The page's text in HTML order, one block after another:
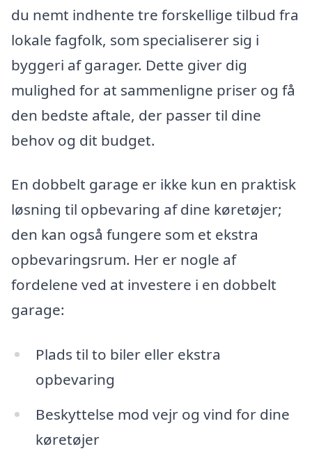
du nemt indhente tre forskellige tilbud fra
lokale fagfolk, som specialiserer sig i
byggeri af garager. Dette giver dig
mulighed for at sammenligne priser og få
den bedste aftale, der passer til dine
behov og dit budget.
En dobbelt garage er ikke kun en praktisk
løsning til opbevaring af dine køretøjer;
den kan også fungere som et ekstra
opbevaringsrum. Her er nogle af
fordelene ved at investere i en dobbelt
garage:
Plads til to biler eller ekstra
opbevaring
Beskyttelse mod vejr og vind for dine
køretøjer